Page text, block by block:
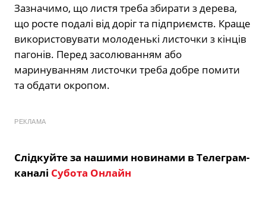
Зазначимо, що листя треба збирати з дерева,
що росте подалі від доріг та підприємств. Краще
використовувати молоденькі листочки з кінців
пагонів. Перед засолюванням або
маринуванням листочки треба добре помити
та обдати окропом.
РЕКЛАМА
Слідкуйте за нашими новинами в Телеграм-
каналі Субота Онлайн